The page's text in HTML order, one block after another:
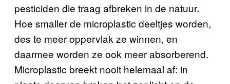
pesticiden die traag afbreken in de natuur.
Hoe smaller de microplastic deeltjes worden,
des te meer oppervlak ze winnen, en
daarmee worden ze ook meer absorberend.
Microplastic breekt nooit helemaal af: in